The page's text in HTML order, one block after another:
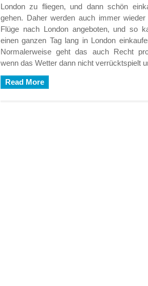
London zu fliegen, und dann schön
gehen. Daher werden auch immer wieder
Flüge nach London angeboten, und so
einen ganzen Tag lang in London
Normalerweise geht das auch Recht
wenn das Wetter dann nicht verrücktspielt
Read More